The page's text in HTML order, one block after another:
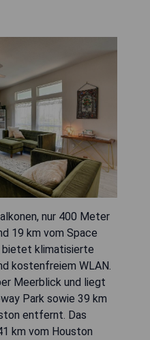
nur 400 Meter
19 km vom Space
klimatisierte
kostenfreiem WLAN.
Meerblick und liegt
Park sowie 39 km
entfernt. Das
km vom Houston